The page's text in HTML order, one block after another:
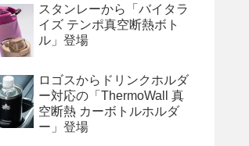
スタンレーから「バイタラ
イズ テンポ真空断熱ボト
ル」登場
ロゴスからドリンクホルダ
ー対応の「ThermoWall 真
空断熱 カーボトルホルダ
ー」登場